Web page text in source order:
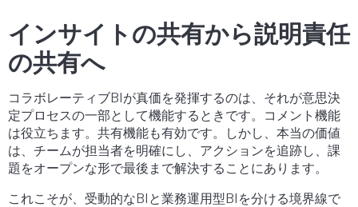
インサイトの共有から説明責任
の共有へ
コラボレーティブBIが真価を発揮するのは、それが意思決
定プロセスの一部として機能するときです。コメント機能
は役立ちます。共有機能も有効です。しかし、本当の価値
は、チームが担当者を明確にし、アクションを追跡し、課
題をオープンな形で最後まで解決することにあります。
これこそが、受動的なBIと業務運用型BIを分ける境界線で